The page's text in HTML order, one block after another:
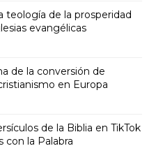
teología de la prosperidad
evangélicas
de la conversión de
en Europa
de la Biblia en TikTok
con la Palabra